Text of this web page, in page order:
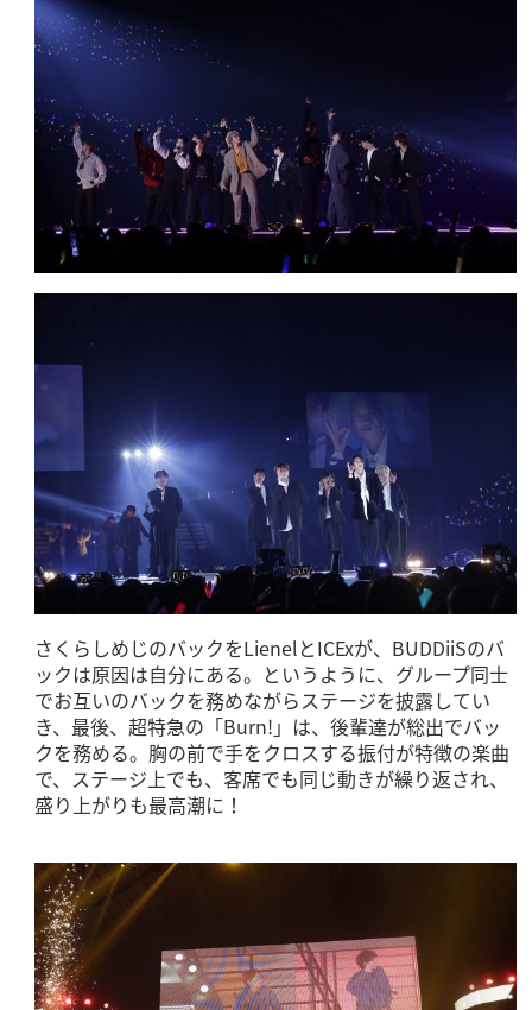
さくらしめじのバックをLienelとICExが、BUDDiiSのバ
ックは原因は自分にある。というように、グループ同士
でお互いのバックを務めながらステージを披露してい
き、最後、超特急の「Burn!」は、後輩達が総出でバッ
クを務める。胸の前で手をクロスする振付が特徴の楽曲
で、ステージ上でも、客席でも同じ動きが繰り返され、
盛り上がりも最高潮に！